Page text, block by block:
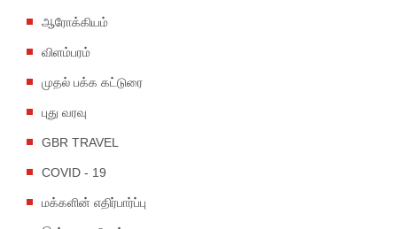
ஆரோக்கியம்
விளம்பரம்
முதல் பக்க கட்டுரை
புது வரவு
GBR TRAVEL
COVID - 19
மக்களின் எதிர்பார்ப்பு